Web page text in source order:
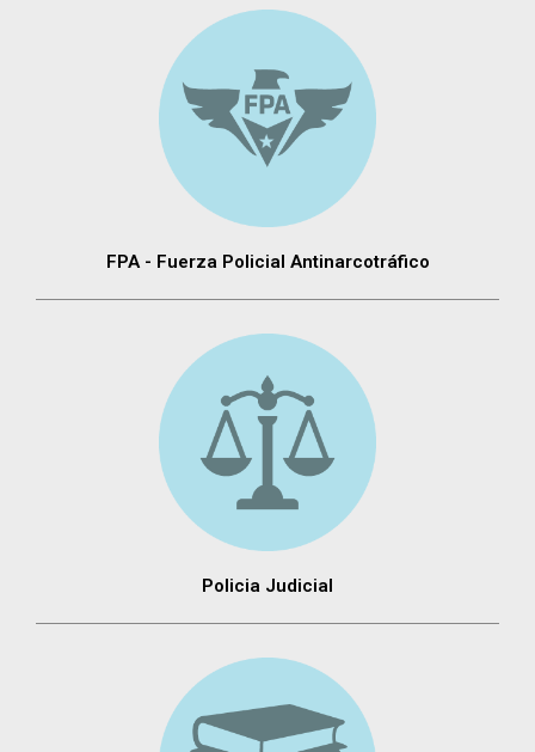
FPA - Fuerza Policial Antinarcotráfico
Policia Judicial